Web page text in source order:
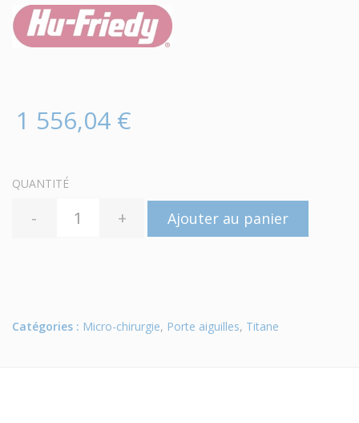
1 556,04 €
QUANTITÉ
- + Ajouter au panier
Catégories : Micro-chirurgie, Porte aiguilles, Titane